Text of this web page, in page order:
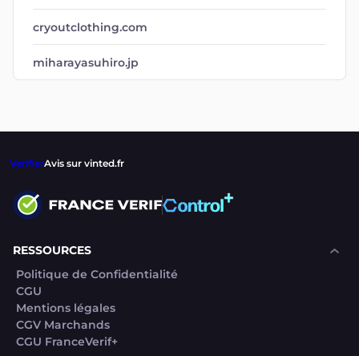
cryoutclothing.com
miharayasuhiro.jp
VerifierAvis sur vinted.fr
RESSOURCES
Politique de Confidentialité
CGU
Mentions légales
CGV Marchands
CGU FranceVerif+